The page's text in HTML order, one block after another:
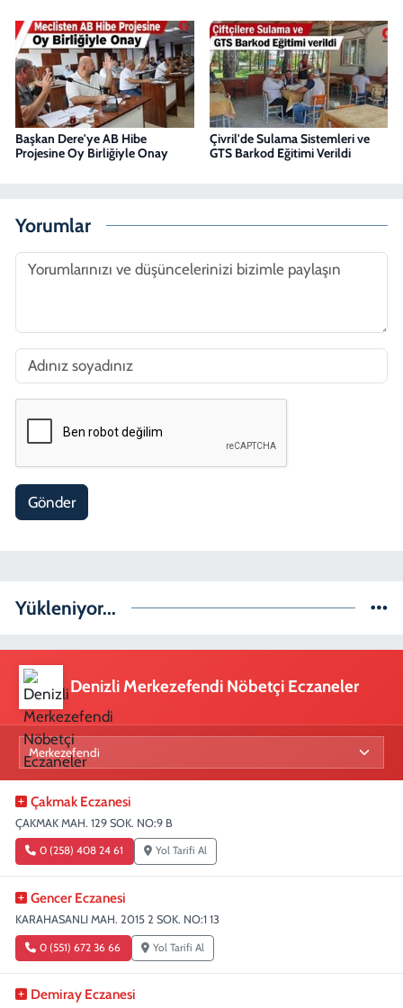
Başkan Dere'ye AB Hibe
Projesine Oy Birliğiyle Onay
Çivril'de Sulama Sistemleri ve
GTS Barkod Eğitimi Verildi
Yorumlar
Gönder
Yükleniyor...
Denizli Merkezefendi Nöbetçi Eczaneler
Çakmak Eczanesi
ÇAKMAK MAH. 129 SOK. NO:9 B
0 (258) 408 24 61 Yol Tarifi Al
Gencer Eczanesi
KARAHASANLI MAH. 2015 2 SOK. NO:1 13
0 (551) 672 36 66 Yol Tarifi Al
Demiray Eczanesi